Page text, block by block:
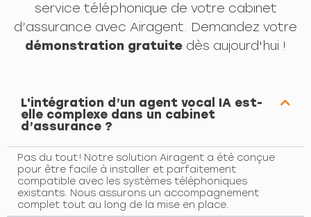
service téléphonique de votre cabinet
d’assurance avec Airagent. Demandez votre
démonstration gratuite dès aujourd'hui !
L'intégration d’un agent vocal IA est-
elle complexe dans un cabinet
d’assurance ?
Pas du tout ! Notre solution Airagent a été conçue
pour être facile à installer et parfaitement
compatible avec les systèmes téléphoniques
existants. Nous assurons un accompagnement
complet tout au long de la mise en place.